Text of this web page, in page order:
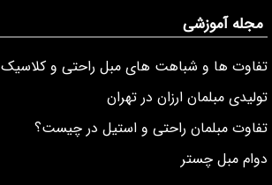
مجله آموزشی
تفاوت ها و شباهت های مبل راحتی و کلاسیک
تولیدی مبلمان ارزان در تهران
تفاوت مبلمان راحتی و استیل در چیست؟
دوام مبل چستر